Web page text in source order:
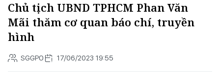
Chủ tịch UBND TPHCM Phan Văn
Mãi thăm cơ quan báo chí, truyền
hình
SGGPO 17/06/2023 19:55